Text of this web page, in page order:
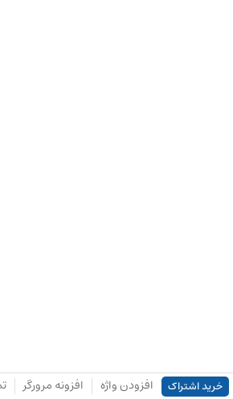
خرید اشتراک افزودن واژه افزونه مرورگر